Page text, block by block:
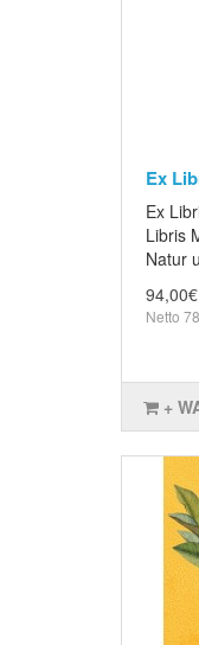
Ex
Ex
Libris
Natur
Netto
+